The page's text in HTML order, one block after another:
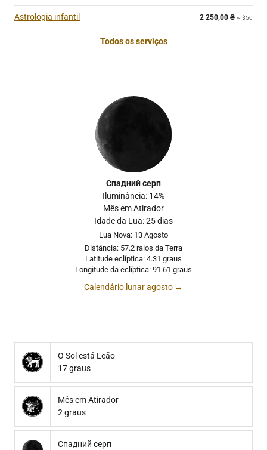
Astrologia infantil 2 250,00 ₴ ~ $50
Todos os serviços
Спадний серп
Iluminância: 14%
Mês em Atirador
Idade da Lua: 25 dias
Lua Nova: 13 Agosto
Distância: 57.2 raios da Terra
Latitude eclíptica: 4.31 graus
Longitude da eclíptica: 91.61 graus
Calendário lunar agosto →
O Sol está Leão
17 graus
Mês em Atirador
2 graus
Спадний серп